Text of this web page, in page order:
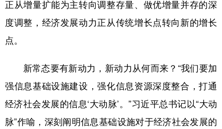
正从增量扩能为主转向调整存量、做优增量并存的深
度调整，经济发展动力正从传统增长点转向新的增长
点。
新常态要有新动力，新动力从何而来？“我们要加
强信息基础设施建设，强化信息资源深度整合，打通
经济社会发展的信息‘大动脉’。”习近平总书记以“大动
脉”作喻，深刻阐明信息基础设施对于经济社会发展的